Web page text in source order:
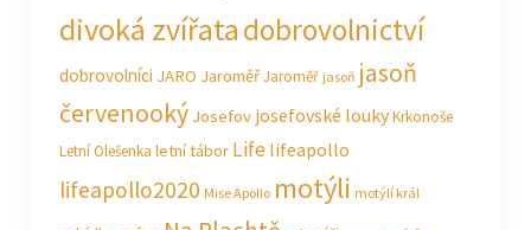
divoká zvířatadobrovolnictví
dobrovolníci JARO JaroměřJaroměř jasoň jasoň
červenooký Josefov josefovské loukyKrkonoše
Letní Olešenka letní tábor Life lifeapollo
lifeapollo2020 Mise Apollo motýli motýlí král